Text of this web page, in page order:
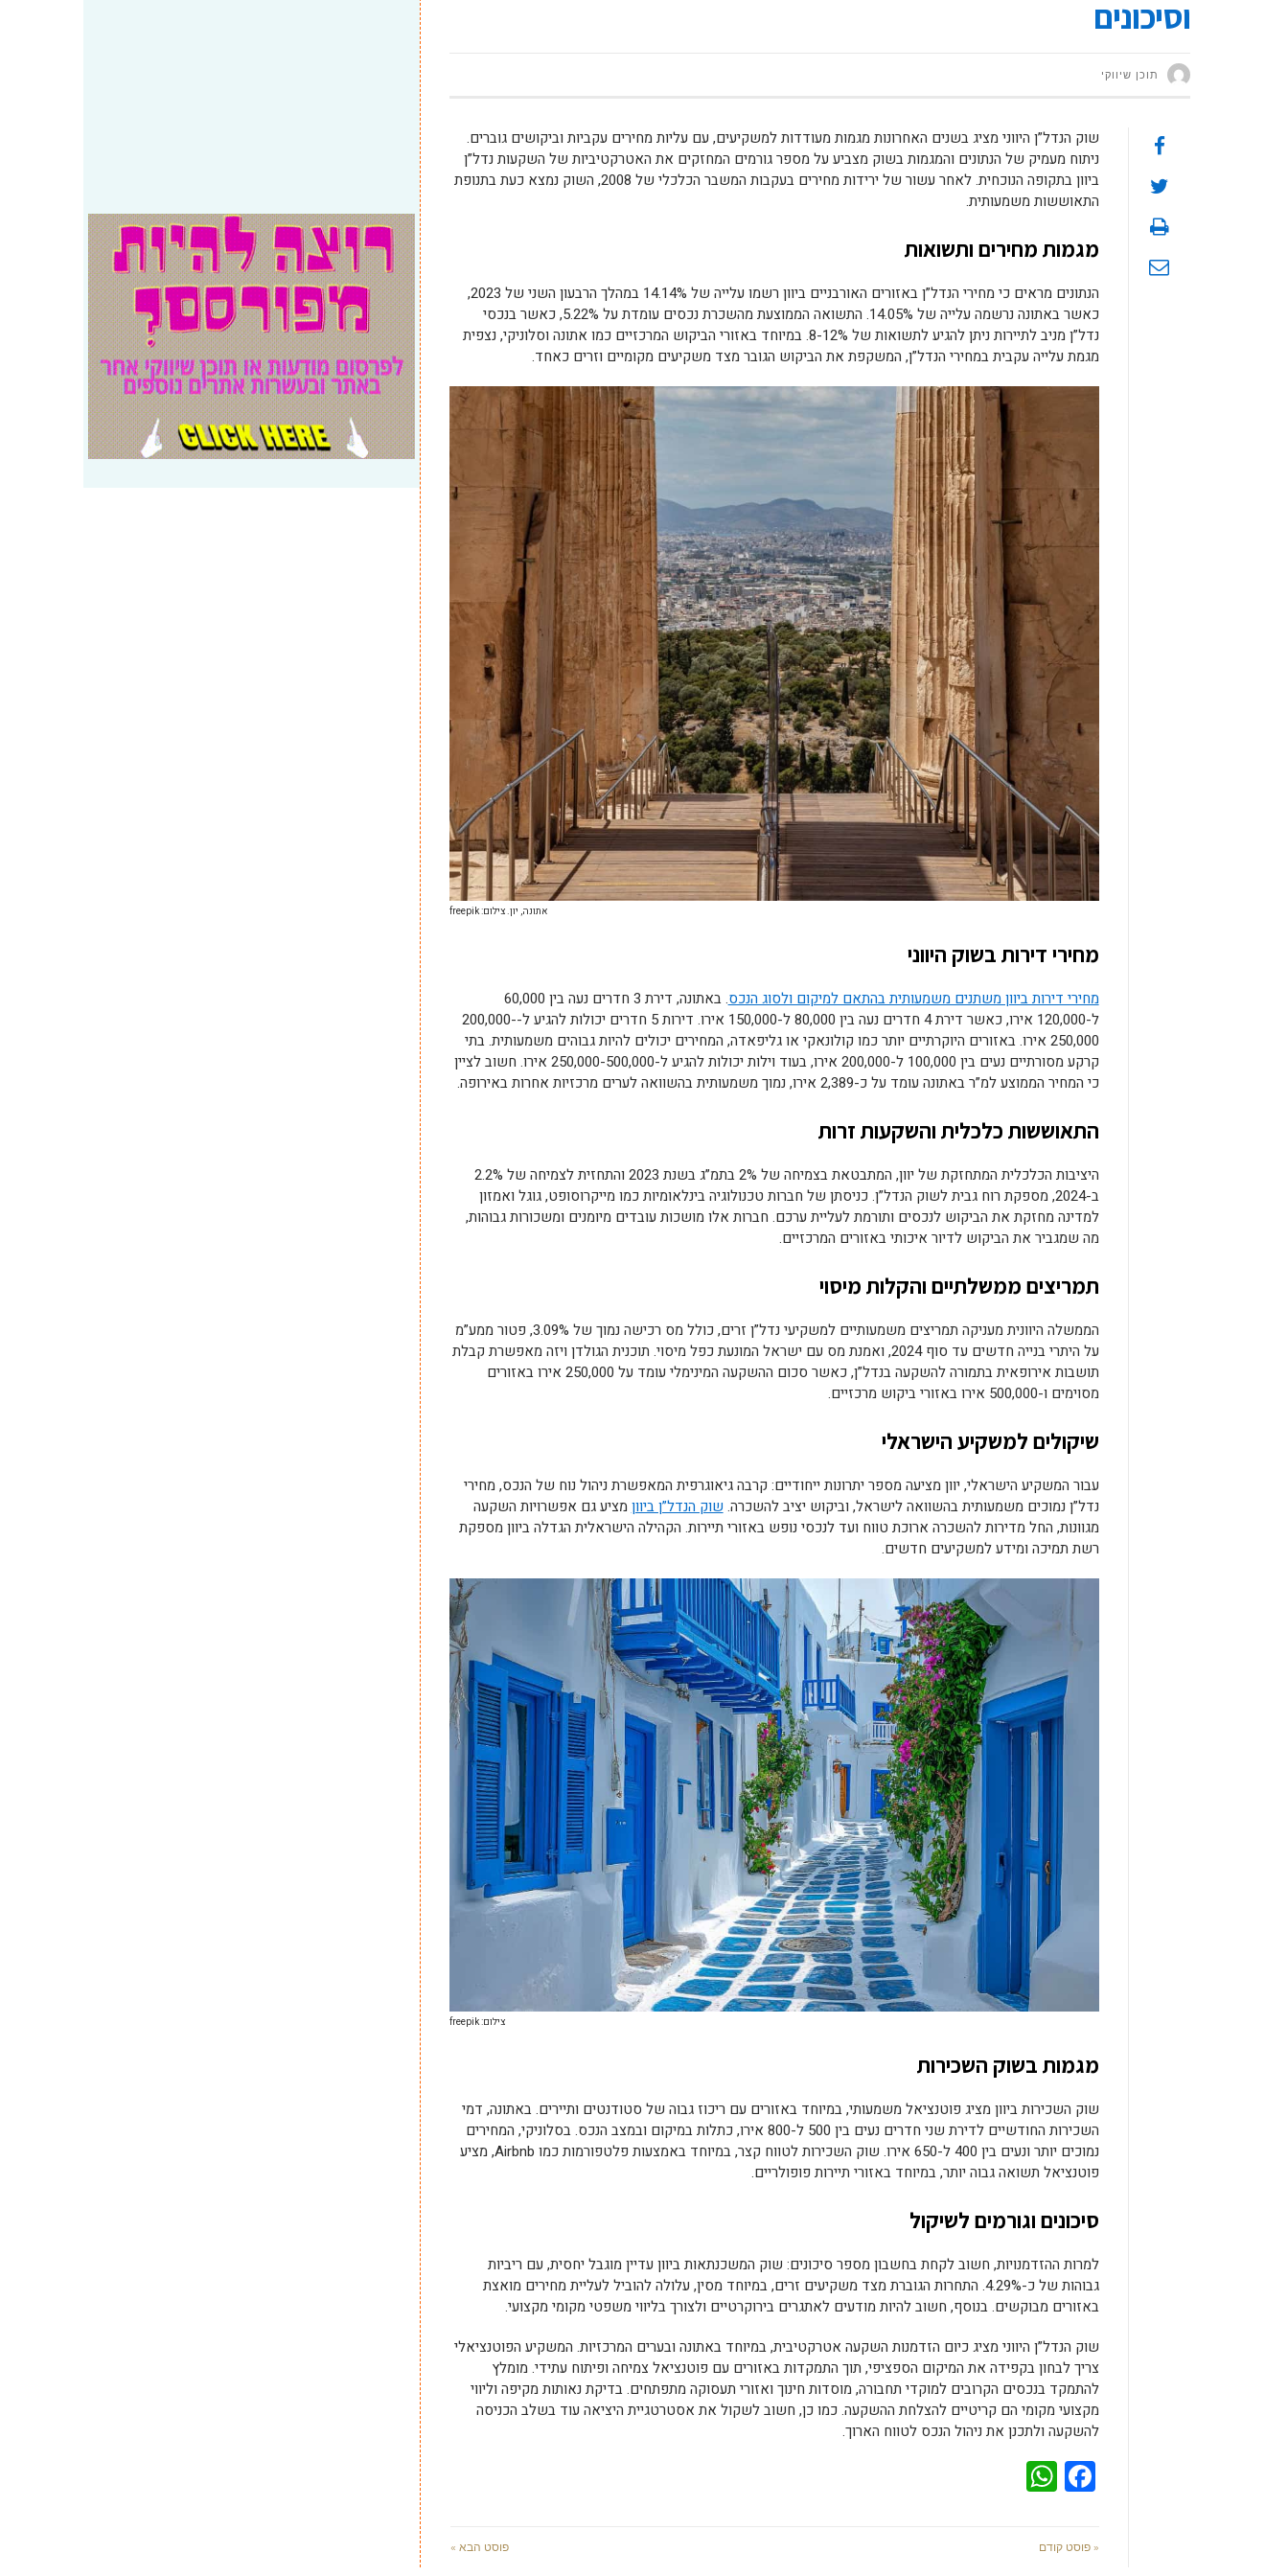
וסיכונים
תוכן שיווקי
שוק הנדל”ן היווני מציג בשנים האחרונות מגמות מעודדות למשקיעים, עם עליות מחירים עקביות וביקושים גוברים.
ניתוח מעמיק של הנתונים והמגמות בשוק מצביע על מספר גורמים המחזקים את האטרקטיביות של השקעות נדל”ן
ביוון בתקופה הנוכחית. לאחר עשור של ירידות מחירים בעקבות המשבר הכלכלי של 2008, השוק נמצא כעת בתנופת
התאוששות משמעותית.
מגמות מחירים ותשואות
הנתונים מראים כי מחירי הנדל”ן באזורים האורבניים ביוון רשמו עלייה של 14.14% במהלך הרבעון השני של 2023,
כאשר באתונה נרשמה עלייה של 14.05%. התשואה הממוצעת מהשכרת נכסים עומדת על 5.22%, כאשר בנכסי
נדל”ן מניב לתיירות ניתן להגיע לתשואות של 8-12%. במיוחד באזורי הביקוש המרכזיים כמו אתונה וסלוניקי, נצפית
מגמת עלייה עקבית במחירי הנדל”ן, המשקפת את הביקוש הגובר מצד משקיעים מקומיים וזרים כאחד.
אתונה, יון. צילום: freepik
מחירי דירות בשוק היווני
מחירי דירות ביוון משתנים משמעותית בהתאם למיקום ולסוג הנכס
. באתונה, דירת 3 חדרים נעה בין 60,000
ל-120,000 אירו, כאשר דירת 4 חדרים נעה בין 80,000 ל-150,000 אירו. דירות 5 חדרים יכולות להגיע ל-200,000-
250,000 אירו. באזורים היוקרתיים יותר כמו קולונאקי או גליפאדה, המחירים יכולים להיות גבוהים משמעותית. בתי
קרקע מסורתיים נעים בין 100,000 ל-200,000 אירו, בעוד וילות יכולות להגיע ל-250,000-500,000 אירו. חשוב לציין
כי המחיר הממוצע למ”ר באתונה עומד על כ-2,389 אירו, נמוך משמעותית בהשוואה לערים מרכזיות אחרות באירופה.
התאוששות כלכלית והשקעות זרות
היציבות הכלכלית המתחזקת של יוון, המתבטאת בצמיחה של 2% בתמ”ג בשנת 2023 והתחזית לצמיחה של 2.2%
ב-2024, מספקת רוח גבית לשוק הנדל”ן. כניסתן של חברות טכנולוגיה בינלאומיות כמו מייקרוסופט, גוגל ואמזון
למדינה מחזקת את הביקוש לנכסים ותורמת לעליית ערכם. חברות אלו מושכות עובדים מיומנים ומשכורות גבוהות,
מה שמגביר את הביקוש לדיור איכותי באזורים המרכזיים.
תמריצים ממשלתיים והקלות מיסוי
הממשלה היוונית מעניקה תמריצים משמעותיים למשקיעי נדל”ן זרים, כולל מס רכישה נמוך של 3.09%, פטור ממע”מ
על היתרי בנייה חדשים עד סוף 2024, ואמנת מס עם ישראל המונעת כפל מיסוי. תוכנית הגולדן ויזה מאפשרת קבלת
תושבות אירופאית בתמורה להשקעה בנדל”ן, כאשר סכום ההשקעה המינימלי עומד על 250,000 אירו באזורים
מסוימים ו-500,000 אירו באזורי ביקוש מרכזיים.
שיקולים למשקיע הישראלי
עבור המשקיע הישראלי, יוון מציעה מספר יתרונות ייחודיים: קרבה גיאוגרפית המאפשרת ניהול נוח של הנכס, מחירי
נדל”ן נמוכים משמעותית בהשוואה לישראל, וביקוש יציב להשכרה. שוק הנדל”ן ביוון מציע גם אפשרויות השקעה
מגוונות, החל מדירות להשכרה ארוכת טווח ועד לנכסי נופש באזורי תיירות. הקהילה הישראלית הגדלה ביוון מספקת
רשת תמיכה ומידע למשקיעים חדשים.
צילום: freepik
מגמות בשוק השכירות
שוק השכירות ביוון מציג פוטנציאל משמעותי, במיוחד באזורים עם ריכוז גבוה של סטודנטים ותיירים. באתונה, דמי
השכירות החודשיים לדירת שני חדרים נעים בין 500 ל-800 אירו, כתלות במיקום ובמצב הנכס. בסלוניקי, המחירים
נמוכים יותר ונעים בין 400 ל-650 אירו. שוק השכירות לטווח קצר, במיוחד באמצעות פלטפורמות כמו Airbnb, מציע
פוטנציאל תשואה גבוה יותר, במיוחד באזורי תיירות פופולריים.
סיכונים וגורמים לשיקול
למרות ההזדמנויות, חשוב לקחת בחשבון מספר סיכונים: שוק המשכנתאות ביוון עדיין מוגבל יחסית, עם ריביות
גבוהות של כ-4.29%. התחרות הגוברת מצד משקיעים זרים, במיוחד מסין, עלולה להוביל לעליית מחירים מואצת
באזורים מבוקשים. בנוסף, חשוב להיות מודעים לאתגרים בירוקרטיים ולצורך בליווי משפטי מקומי מקצועי.
שוק הנדל”ן היווני מציג כיום הזדמנות השקעה אטרקטיבית, במיוחד באתונה ובערים המרכזיות. המשקיע הפוטנציאלי
צריך לבחון בקפידה את המיקום הספציפי, תוך התמקדות באזורים עם פוטנציאל צמיחה ופיתוח עתידי. מומלץ
להתמקד בנכסים הקרובים למוקדי תחבורה, מוסדות חינוך ואזורי תעסוקה מתפתחים. בדיקת נאותות מקיפה וליווי
מקצועי מקומי הם קריטיים להצלחת ההשקעה. כמו כן, חשוב לשקול את אסטרטגיית היציאה עוד בשלב הכניסה
להשקעה ולתכנן את ניהול הנכס לטווח הארוך.
Facebook
« פוסט קודם פוסט הבא »